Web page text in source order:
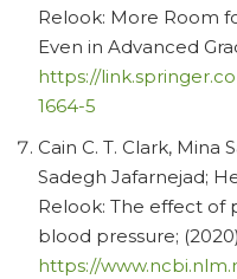
Relook: More Room
Even in Advanced
https://
1664-5
Cain C. T. Clark, Mina
Sadegh Jafarnejad;
Relook: The effect of
blood pressure; (2020)
https://